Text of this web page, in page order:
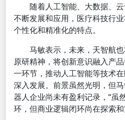
随着人工智能、大数据、云
不断发展和应用，医疗科技行业
个性化和精准化的特点。
马敏表示，未来，天智航也
原研精神，将创新意识融入产
一环节，推动人工智能等技术
深入发展。前景虽然光明，但
器人企业尚未有盈利记录，“虽
环，但商业逻辑闭环尚在探索和